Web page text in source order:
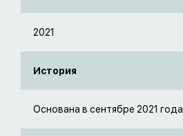
2021
История
Основана в сентябре 2021 года